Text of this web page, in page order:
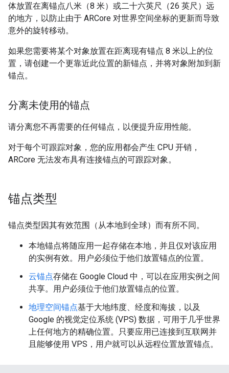
体放置在离锚点八米（8 米）或二十六英尺（26 英尺）远
的地方，以防止由于 ARCore 对世界空间坐标的更新而导致
意外的旋转移动。
如果您需要将某个对象放置在距离现有锚点 8 米以上的位
置，请创建一个更靠近此位置的新锚点，并将对象附加到新
锚点。
分离未使用的锚点
请分离您不再需要的任何锚点，以便提升应用性能。
对于每个可跟踪对象，您的应用都会产生 CPU 开销，
ARCore 无法发布具有连接锚点的可跟踪对象。
锚点类型
锚点类型因其有效范围（从本地到全球）而有所不同。
本地锚点将随应用一起存储在本地，并且仅对该应用
的实例有效。用户必须位于他们放置锚点的位置。
云锚点存储在 Google Cloud 中，可以在应用实例之间
共享。用户必须位于他们放置锚点的位置。
地理空间锚点基于大地纬度、经度和海拔，以及
Google 的视觉定位系统 (VPS) 数据，可用于几乎世界
上任何地方的精确位置。只要应用已连接到互联网并
且能够使用 VPS，用户就可以从远程位置放置锚点。